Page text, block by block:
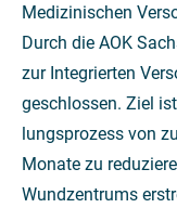
Medizinischen
Durch die AOK
zur Integ­rierten
geschlossen. Ziel
lungsprozess von
Monate zu
Wundzentrums